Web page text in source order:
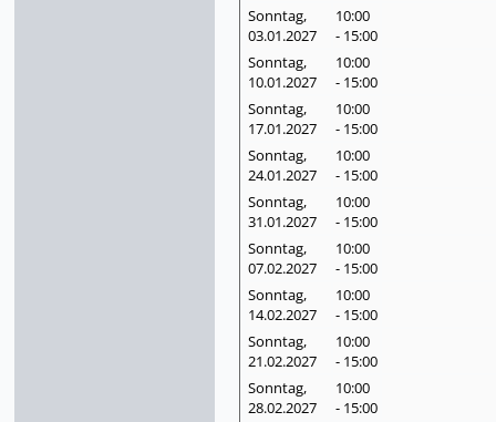
Sonntag,
03.01.2027
10:00
- 15:00
Sonntag,
10.01.2027
10:00
- 15:00
Sonntag,
17.01.2027
10:00
- 15:00
Sonntag,
24.01.2027
10:00
- 15:00
Sonntag,
31.01.2027
10:00
- 15:00
Sonntag,
07.02.2027
10:00
- 15:00
Sonntag,
14.02.2027
10:00
- 15:00
Sonntag,
21.02.2027
10:00
- 15:00
Sonntag,
28.02.2027
10:00
- 15:00